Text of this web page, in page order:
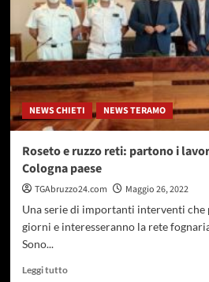
(info-
point
turistico)
di
piazza
della
Rinascita
NEWS CHIETI NEWS TERAMO
Roseto e ruzzo reti: partono i
Cologna paese
TGAbruzzo24.com
Maggio 26, 2022
Una serie di importanti interventi
giorni e interesseranno la rete
Sono...
Leggi tuttoLeggi